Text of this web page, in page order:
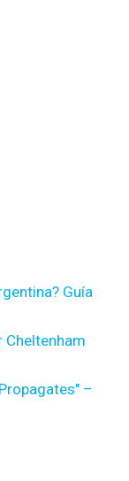
Guía
Cheltenham
–